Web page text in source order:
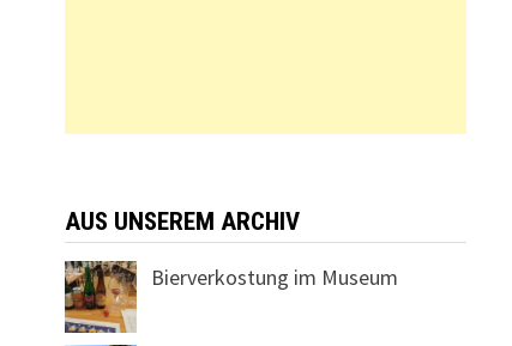
AUS UNSEREM ARCHIV
Bierverkostung im Museum